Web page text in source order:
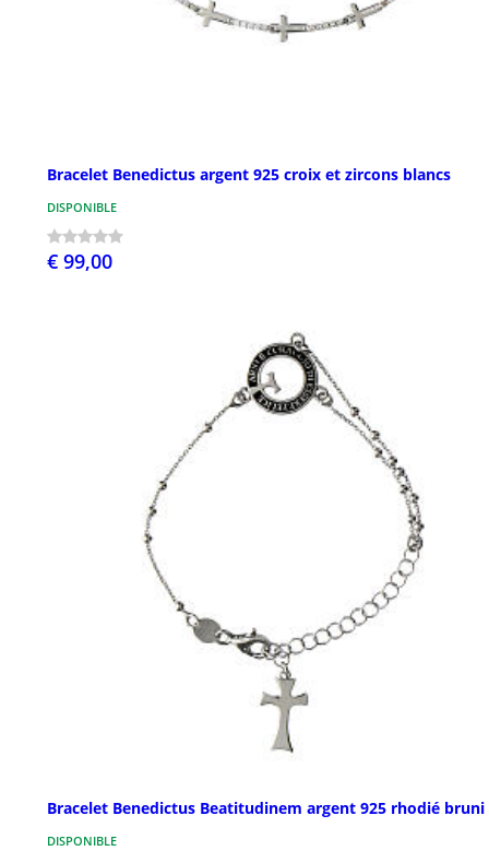
Bracelet Benedictus argent 925 croix et zircons blancs
DISPONIBLE
€ 99,00
Bracelet Benedictus Beatitudinem argent 925 rhodié bruni
DISPONIBLE